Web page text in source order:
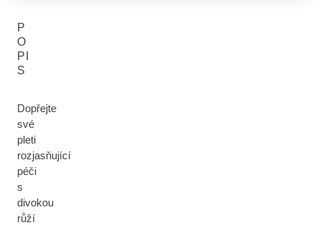
P
O
PI
S
Dopřejte
své
pleti
rozjasňující
péči
s
divokou
růží